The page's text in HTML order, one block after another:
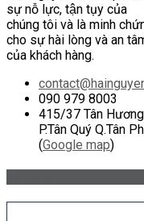
sự nỗ lực, tận tụy của
chúng tôi và là minh
cho sự hài lòng và an
của khách hàng.
090 979 8003
415/37 Tân Hương
P.Tân Quý Q.Tân
(Google map)